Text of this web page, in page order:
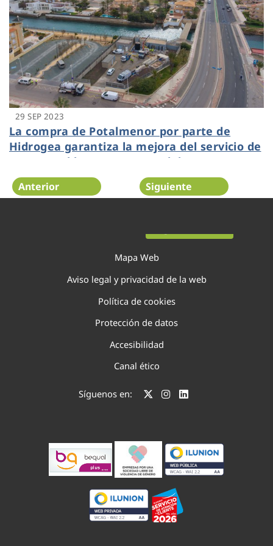
29 SEP 2023
La compra de Potalmenor por parte de
Hidrogea garantiza la mejora del servicio de
agua potable en La Manga del Mar Menor
Anterior Siguiente
Mapa Web
Aviso legal y privacidad de la web
Política de cookies
Protección de datos
Accesibilidad
Canal ético
Síguenos en: